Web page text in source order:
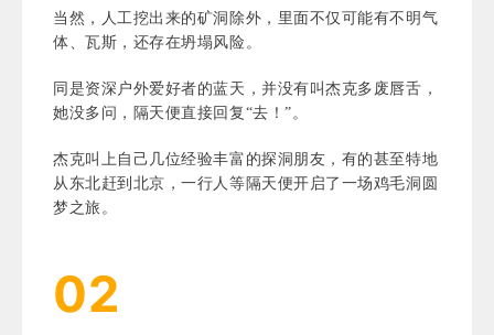
当然，人工挖出来的矿洞除外，里面不仅可能有不明气
体、瓦斯，还存在坍塌风险。
同是资深户外爱好者的蓝天，并没有叫杰克多废唇舌，
她没多问，隔天便直接回复“去！”。
杰克叫上自己几位经验丰富的探洞朋友，有的甚至特地
从东北赶到北京，一行人等隔天便开启了一场鸡毛洞圆
梦之旅。
02